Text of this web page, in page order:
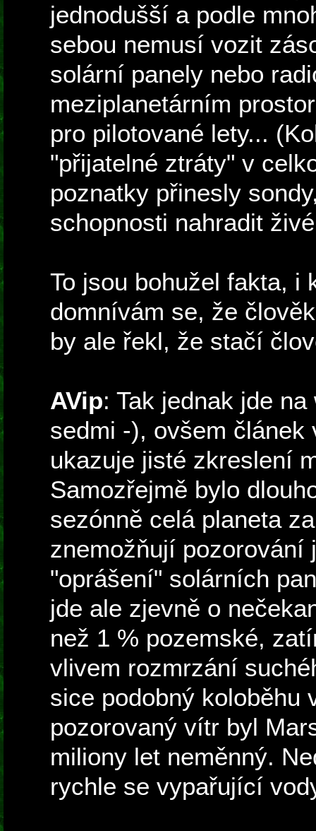
jednodušší a podle
sebou nemusí vozit
solární panely nebo
meziplanetárním
pro pilotované lety...
"přijatelné ztráty" v
poznatky přinesly
schopnosti nahradit
To jsou bohužel fakta, i
domnívám se, že
by ale řekl, že stačí
AVip: Tak jednak jde
sedmi -), ovšem
ukazuje jisté zkreslení
Samozřejmě bylo
sezónně celá planeta
znemožňují pozorování
"oprášení" solárních
jde ale zjevně o
než 1 % pozemské,
vlivem rozmrzání
sice podobný koloběhu
pozorovaný vítr byl
miliony let neměnný.
rychle se vypařující